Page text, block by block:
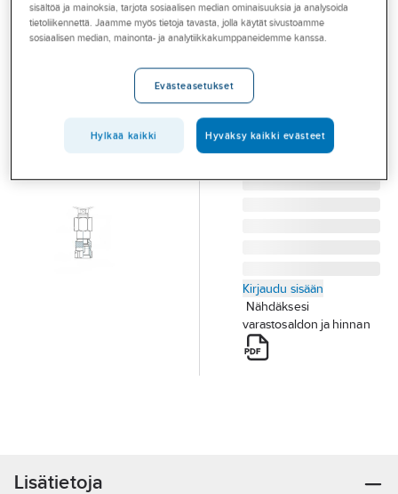
Konseptit
Palvelut
DUNLOP HIFLEX
Mittausliitin
16X2
MITTAUSLIITIN M16x2
-R1/4" DH 24-202133
Tuotenumero 605572
Toimittajan
Kirjaudu sisään
Nähdäksesi
varastosaldon ja hinnan
Lisätietoja
sisältöä ja mainoksia, tarjota sosiaalisen median ominaisuuksia ja analysoida
tietoliikennettä. Jaamme myös tietoja tavasta, jolla käytät sivustoamme
sosiaalisen median, mainonta- ja analytiikkakumppaneidemme kanssa.
Evästeasetukset
Hylkää kaikki Hyväksy kaikki evästeet